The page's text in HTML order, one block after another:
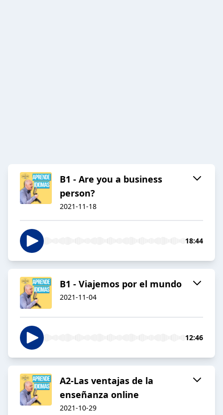
B1 - Are you a business
person?
2021-11-18
18:44
B1 - Viajemos por el mundo
2021-11-04
12:46
A2-Las ventajas de la
enseñanza online
2021-10-29